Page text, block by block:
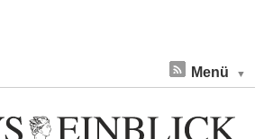
Menü